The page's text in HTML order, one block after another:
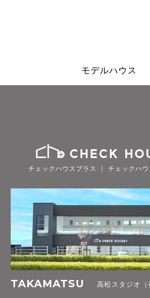
モデルハウス
チェックハウスプラス ｜ チェックハ
TAKAMATSU 高松スタジオ（